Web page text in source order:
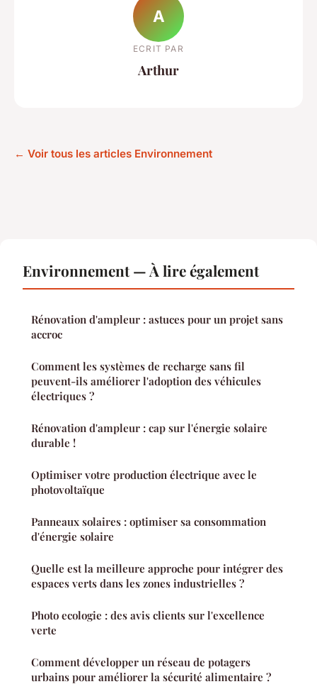
A
ECRIT PAR
Arthur
← Voir tous les articles Environnement
Environnement — À lire également
Rénovation d'ampleur : astuces pour un projet sans
accroc
Comment les systèmes de recharge sans fil
peuvent-ils améliorer l'adoption des véhicules
électriques ?
Rénovation d'ampleur : cap sur l'énergie solaire
durable !
Optimiser votre production électrique avec le
photovoltaïque
Panneaux solaires : optimiser sa consommation
d'énergie solaire
Quelle est la meilleure approche pour intégrer des
espaces verts dans les zones industrielles ?
Photo ecologie : des avis clients sur l'excellence
verte
Comment développer un réseau de potagers
urbains pour améliorer la sécurité alimentaire ?